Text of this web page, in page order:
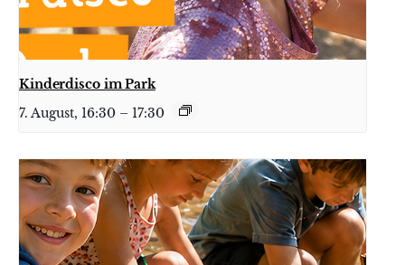
Kinderdisco im Park
7. August, 16:30 – 17:30